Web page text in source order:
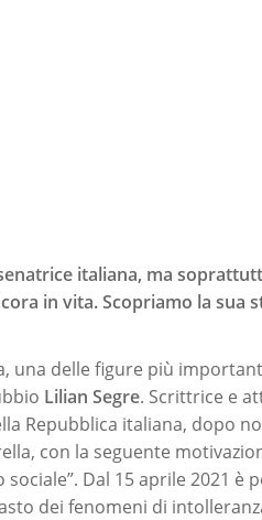
italiana, ma
in vita. Scopriamo la sua
una delle figure più
Lilian Segre. Scrittrice e
Repubblica italiana, dopo
con la seguente
Dal 15 aprile 2021 è
dei fenomeni di